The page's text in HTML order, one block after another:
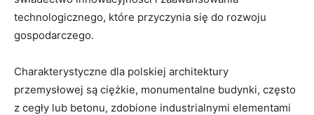
technologicznego, które przyczynia się do rozwoju
gospodarczego.
Charakterystyczne dla polskiej architektury
przemysłowej są ciężkie, monumentalne budynki, często
z cegły lub betonu, zdobione industrialnymi elementami